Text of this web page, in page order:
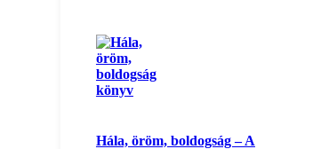
Hála, öröm, boldogság – A